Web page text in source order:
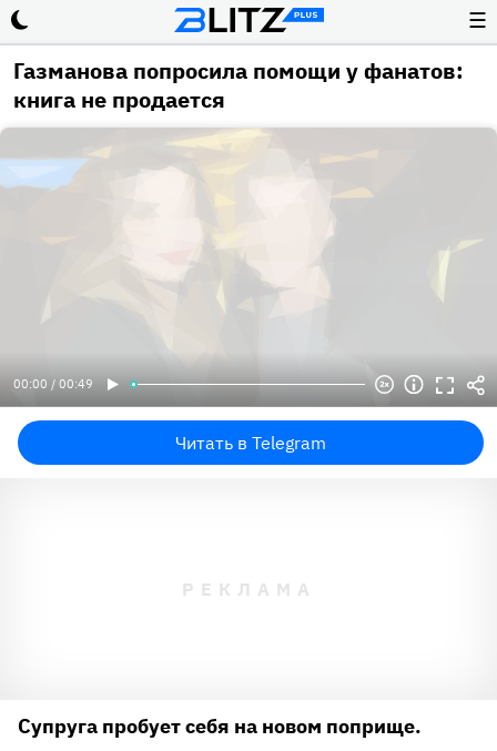
☰
Газманова попросила помощи у фанатов:
книга не продается
00:00 / 00:49
Читать в Telegram
Супруга пробует себя на новом поприще.